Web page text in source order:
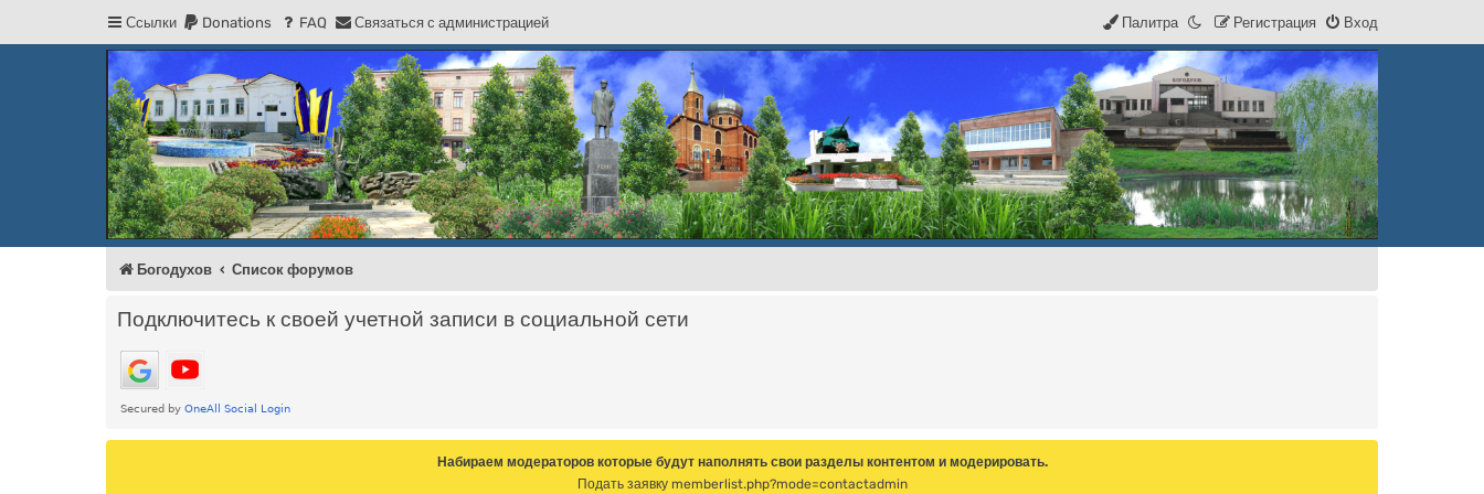
Ссылки Donations FAQ Связаться с администрацией Вход
Регистрация
Палитра
Регистрация
Форум Богодухова
Богодухов
Богодухов Список форумов
Подключитесь к своей учетной записи в социальной сети
Набираем модераторов которые будут наполнять свои разделы контентом и модерировать.
Подать заявку memberlist.php?mode=contactadmin